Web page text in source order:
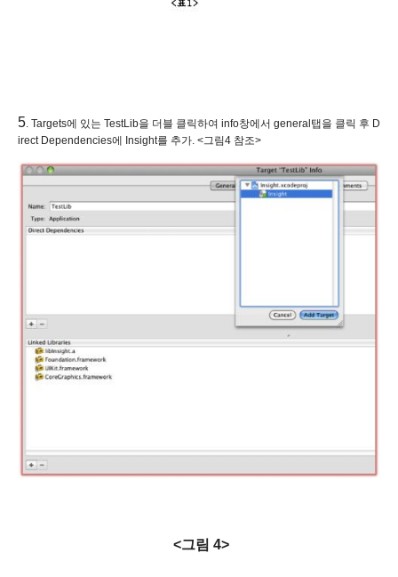
5. Targets에 있는 TestLib을 더블 클릭하여 info창에서 general탭을 클릭 후 D
irect Dependencies에 Insight를 추가. <그림4 참조>
<그림 4>